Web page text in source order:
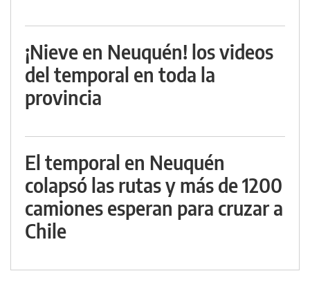
¡Nieve en Neuquén! los videos
del temporal en toda la
provincia
El temporal en Neuquén
colapsó las rutas y más de 1200
camiones esperan para cruzar a
Chile